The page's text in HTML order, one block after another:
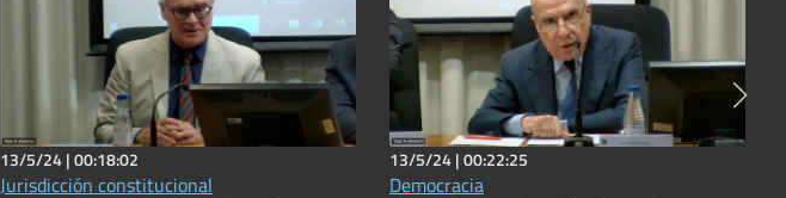
13/5/24 |00:18:02
Jurisdicción constitucional
13/5/24 |00:22:25
Democracia